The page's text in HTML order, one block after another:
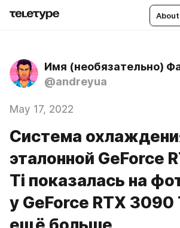
@andreyua
May 17, 2022
Cистема
эталонной GeForce
Ti показалась на
у GeForce RTX 3090